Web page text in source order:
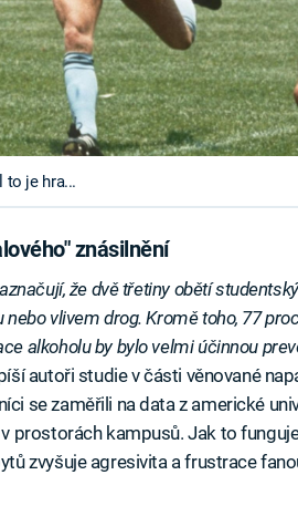
to je hra...
znásilnění
že dvě třetiny obětí
nebo vlivem drog. Kromě toho, 77
alkoholu by bylo velmi účinnou
autoři studie v části věnované
se zaměřili na data z americké
prostorách kampusů. Jak to
zvyšuje agresivita a frustrace